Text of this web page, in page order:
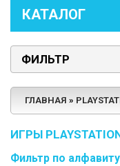
КАТАЛОГ
ФИЛЬТР
ГЛАВНАЯ
ИГРЫ
Фильтр по алфавиту